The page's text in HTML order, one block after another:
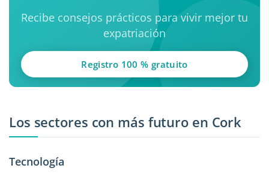
Recibe consejos prácticos para vivir mejor tu
expatriación
Registro 100 % gratuito
Los sectores con más futuro en Cork
Tecnología